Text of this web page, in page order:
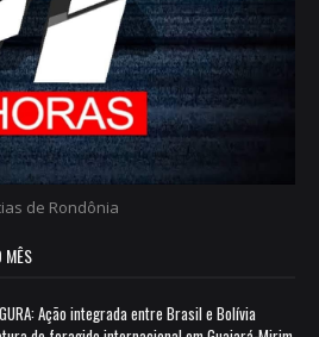
de Rondônia
MÊS
Ação integrada entre Brasil e Bolívia